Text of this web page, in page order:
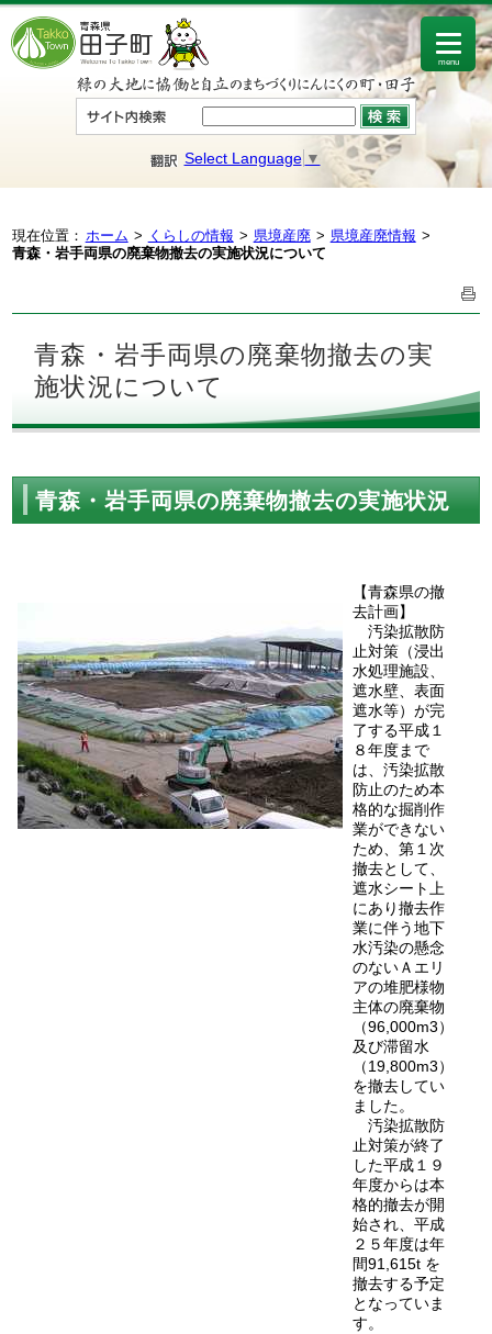
Select Language ▼
menu
現在位置： ホーム くらしの情報 県境産廃
県境産廃情報
青森・岩手両県の廃棄物撤去の実施状況について
青森・岩手両県の廃棄物撤去の実
施状況について
青森・岩手両県の廃棄物撤去の実施状況
【青森県の撤
去計画】
汚染拡散防
止対策（浸出
水処理施設、
遮水壁、表面
遮水等）が完
了する平成１
８年度まで
は、汚染拡散
防止のため本
格的な掘削作
業ができない
ため、第１次
撤去として、
遮水シート上
にあり撤去作
業に伴う地下
水汚染の懸念
のないＡエリ
アの堆肥様物
主体の廃棄物
（96,000m3）
及び滞留水
（19,800m3）
を撤去してい
ました。
汚染拡散防
止対策が終了
した平成１９
年度からは本
格的撤去が開
始され、平成
２５年度は年
間91,615t を
撤去する予定
となっていま
す。